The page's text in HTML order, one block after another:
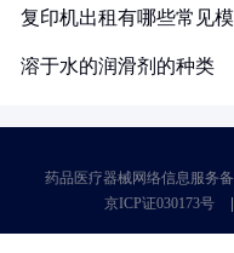
复印机出租有哪些常见
溶于水的润滑剂的种类
药品医疗器械网络信息服务
京ICP证030173号